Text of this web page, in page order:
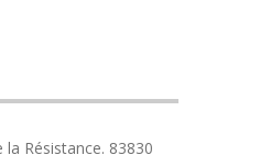
la Résistance. 83830